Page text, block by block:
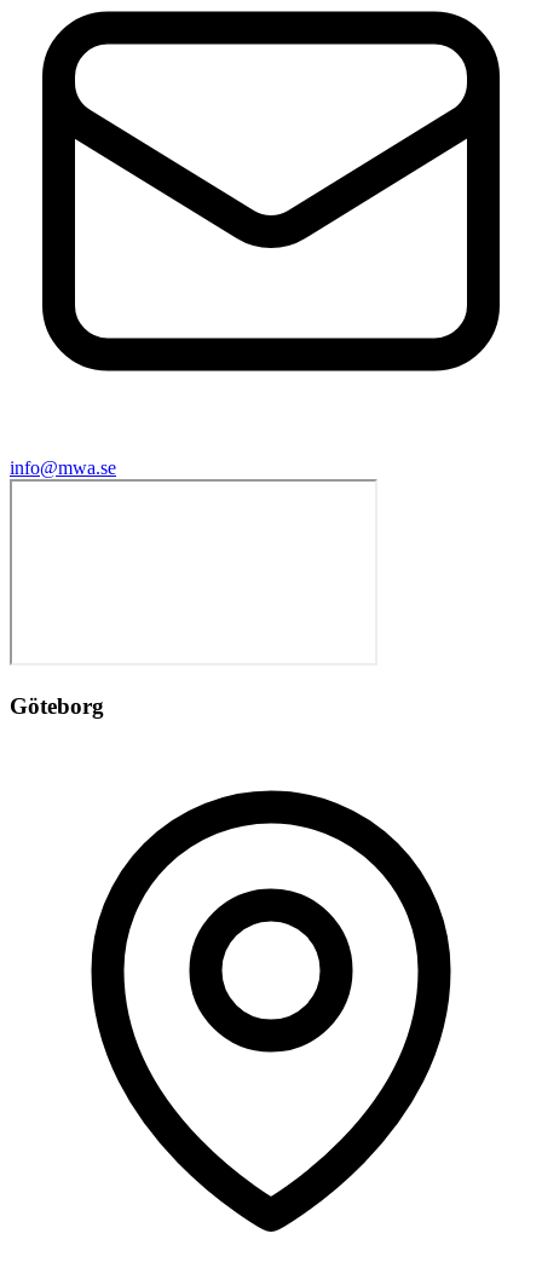
info@mwa.se
Göteborg